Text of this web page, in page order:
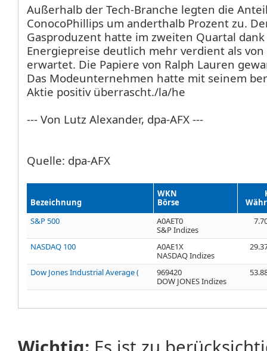
Außerhalb der Tech-Branche legten die
ConocoPhillips um anderthalb Prozent zu.
Gasproduzent hatte im zweiten Quartal
Energiepreise deutlich mehr verdient als
erwartet. Die Papiere von Ralph Lauren
Das Modeunternehmen hatte mit seinem
Aktie positiv überrascht./la/he
--- Von Lutz Alexander, dpa-AFX ---
Quelle: dpa-AFX
Bezeichnung
WKN
Börse
S&P 500
A0AET0
S&P Indizes
NASDAQ 100
A0AE1X
NASDAQ Indizes
Dow Jones Industrial Average (
969420
DOW JONES Indizes